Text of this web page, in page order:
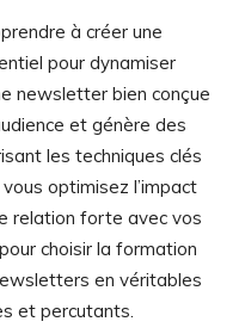
à créer une
pour dynamiser
newsletter bien conçue
et génère des
les techniques clés
optimisez l’impact
relation forte avec vos
choisir la formation
en véritables
et percutants.